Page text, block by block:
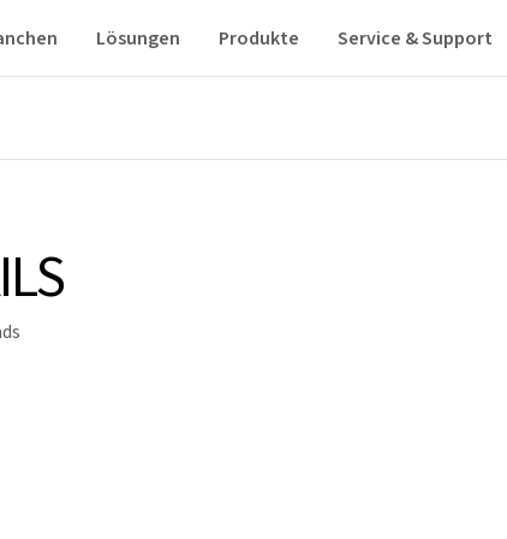
Lösungen Produkte Service & Support